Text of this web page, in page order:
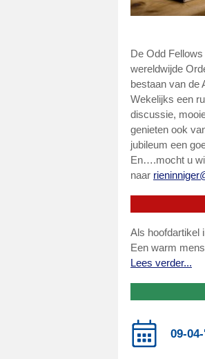
De Odd
wereldwijde
bestaan van de
Wekelijks een
discussie,
genieten ook
jubileum een
En….mocht u
naar
Als hoofdartikel
Een warm
Lees verder...
09-